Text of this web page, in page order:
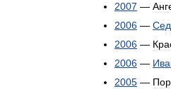
2007 —
2006 —
2006 —
2006 —
2005 —